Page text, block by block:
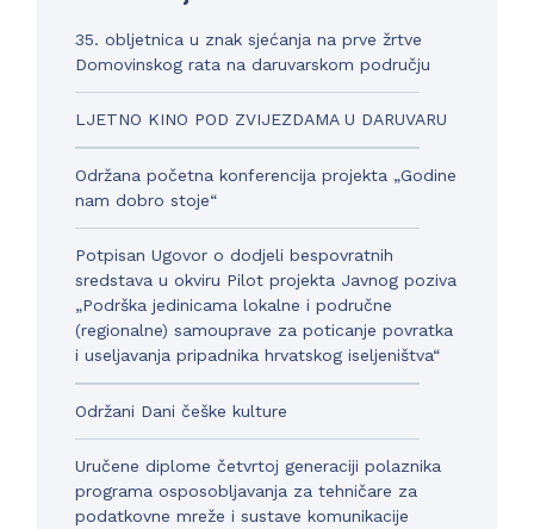
35. obljetnica u znak sjećanja na prve žrtve
Domovinskog rata na daruvarskom području
LJETNO KINO POD ZVIJEZDAMA U DARUVARU
Održana početna konferencija projekta „Godine
nam dobro stoje“
Potpisan Ugovor o dodjeli bespovratnih
sredstava u okviru Pilot projekta Javnog poziva
„Podrška jedinicama lokalne i područne
(regionalne) samouprave za poticanje povratka
i useljavanja pripadnika hrvatskog iseljeništva“
Održani Dani češke kulture
Uručene diplome četvrtoj generaciji polaznika
programa osposobljavanja za tehničare za
podatkovne mreže i sustave komunikacije